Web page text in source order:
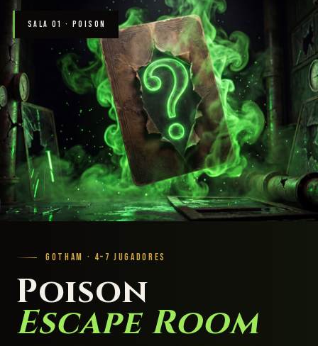
SALA 01 · POISON
GOTHAM · 4–7 JUGADORES
Poison
Escape Room